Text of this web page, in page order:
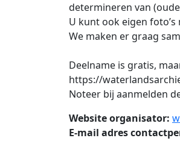
determineren van
U kunt ook eigen foto’s
We maken er graag
Deelname is gratis,
https://
Noteer bij aanmelden
Website organisator:
E-mail adres